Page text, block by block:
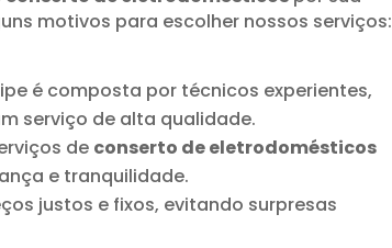
motivos para escolher nossos serviços:
é composta por técnicos experientes,
serviço de alta qualidade.
de conserto de eletrodomésticos
e tranquilidade.
justos e fixos, evitando surpresas